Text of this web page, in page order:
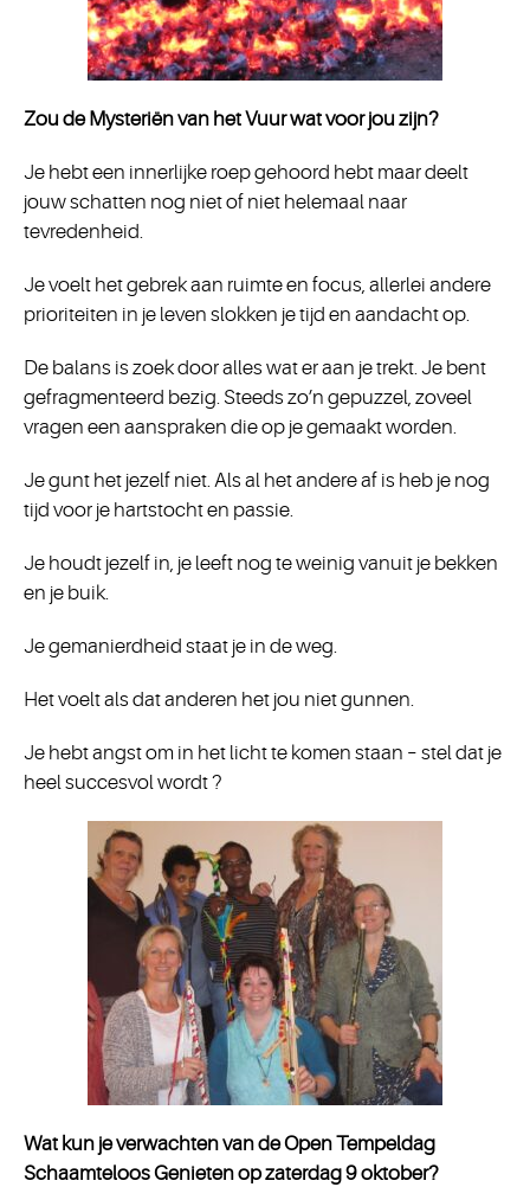
Zou de Mysteriën van het Vuur wat voor jou zijn?
Je hebt een innerlijke roep gehoord hebt maar deelt
jouw schatten nog niet of niet helemaal naar
tevredenheid.
Je voelt het gebrek aan ruimte en focus, allerlei andere
prioriteiten in je leven slokken je tijd en aandacht op.
De balans is zoek door alles wat er aan je trekt. Je bent
gefragmenteerd bezig. Steeds zo’n gepuzzel, zoveel
vragen een aanspraken die op je gemaakt worden.
Je gunt het jezelf niet. Als al het andere af is heb je nog
tijd voor je hartstocht en passie.
Je houdt jezelf in, je leeft nog te weinig vanuit je bekken
en je buik.
Je gemanierdheid staat je in de weg.
Het voelt als dat anderen het jou niet gunnen.
Je hebt angst om in het licht te komen staan – stel dat je
heel succesvol wordt ?
Wat kun je verwachten van de Open Tempeldag
Schaamteloos Genieten op zaterdag 9 oktober?